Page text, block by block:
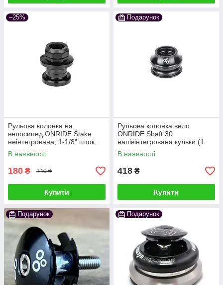
–25%
Рульова колонка на
велосипед ONRIDE Stake
неінтегрована, 1-1/8" шток,
посадка EC34/34 мм, кульки
В наявності
180 ₴ 240 ₴
Купити
Подарунок
Рульова колонка вело
ONRIDE Shaft 30
напівінтегрована кульки (1
1/8 - 1 1/8)
В наявності
418 ₴
Купити
Подарунок Подарунок